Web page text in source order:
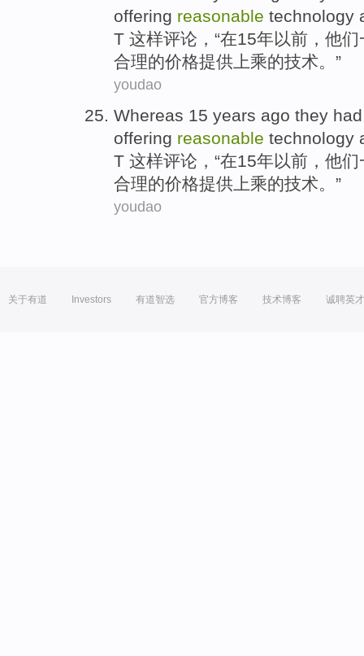
offering reasonable technology
T 这样评论，“在15年以前 ， 他们
合理的价格提供 上乘的技术。”
youdao
Whereas 15 years ago they
offering reasonable technology
T 这样评论，“在15年以前 ， 他们
合理的价格提供 上乘的技术。”
youdao
关于有道 Investors 有道智选 官方博客 技术博客 诚聘英才